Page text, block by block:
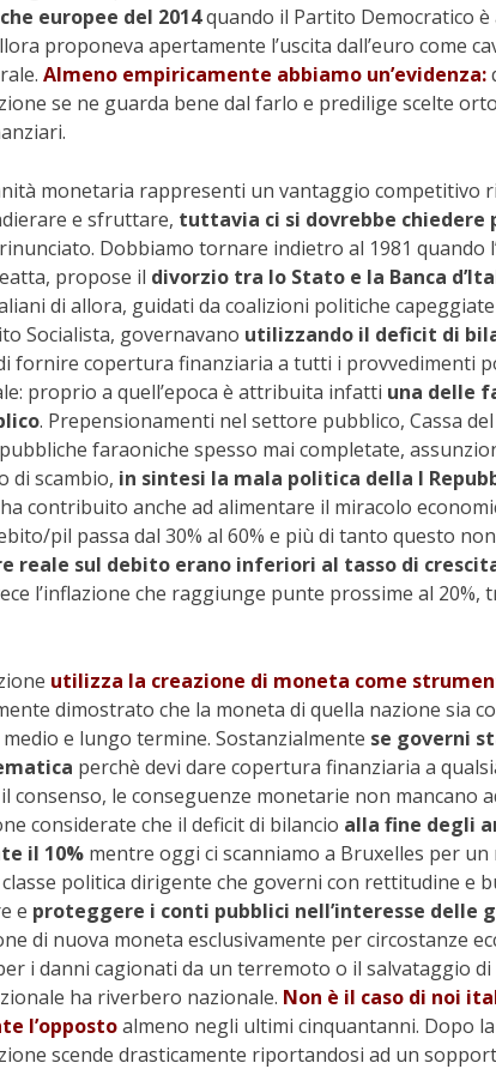
europee del 2014quando il Partito Democratico è
proponeva apertamente l’uscita dall’euro come
Almeno empiricamente abbiamo un’evidenza:
se ne guarda bene dal farlo e predilige scelte
monetaria rappresenti un vantaggio competitivo
e sfruttare, tuttavia ci si dovrebbe chiedere
Dobbiamo tornare indietro al 1981 quando
propose il divorzio tra lo Stato e la Banca
di allora, guidati da coalizioni politiche
Socialista, governavano utilizzando il deficit di
fornire copertura finanziaria a tutti i provvedimenti
proprio a quell’epoca è attribuita infatti una delle
. Prepensionamenti nel settore pubblico, Cassa
faraoniche spesso mai completate,
di scambio, in sintesi la mala politica della I
contribuito anche ad alimentare il miracolo
pil passa dal 30% al 60% e più di tanto questo
reale sul debito erano inferiori al tasso di
l’inflazione che raggiunge punte prossime al 20%,
utilizza la creazione di moneta come
dimostrato che la moneta di quella nazione sia
e lungo termine. Sostanzialmente se governi
perchè devi dare copertura finanziaria a
consenso, le conseguenze monetarie non mancano
considerate che il deficit di bilancio alla fine degli
il 10% mentre oggi ci scanniamo a Bruxelles per un
politica dirigente che governi con rettitudine e
e proteggere i conti pubblici nell’interesse delle
di nuova moneta esclusivamente per circostanze
i danni cagionati da un terremoto o il salvataggio
ha riverbero nazionale. Non è il caso di noi
l’oppostoalmeno negli ultimi cinquantanni. Dopo
scende drasticamente riportandosi ad un